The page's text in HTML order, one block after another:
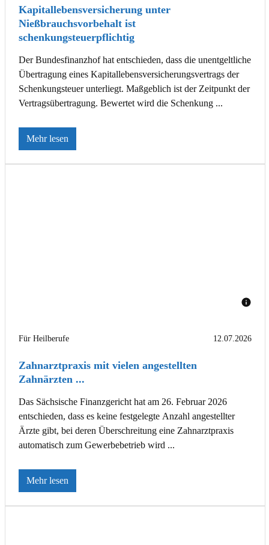
Kapitallebensversicherung unter
Nießbrauchsvorbehalt ist
schenkungsteuerpflichtig
Der Bundesfinanzhof hat entschieden, dass die unentgeltliche
Übertragung eines Kapitallebensversicherungsvertrags der
Schenkungsteuer unterliegt. Maßgeblich ist der Zeitpunkt der
Vertragsübertragung. Bewertet wird die Schenkung ...
Mehr lesen
Für Heilberufe 12.07.2026
Zahnarztpraxis mit vielen angestellten
Zahnärzten ...
Das Sächsische Finanzgericht hat am 26. Februar 2026
entschieden, dass es keine festgelegte Anzahl angestellter
Ärzte gibt, bei deren Überschreitung eine Zahnarztpraxis
automatisch zum Gewerbebetrieb wird ...
Mehr lesen